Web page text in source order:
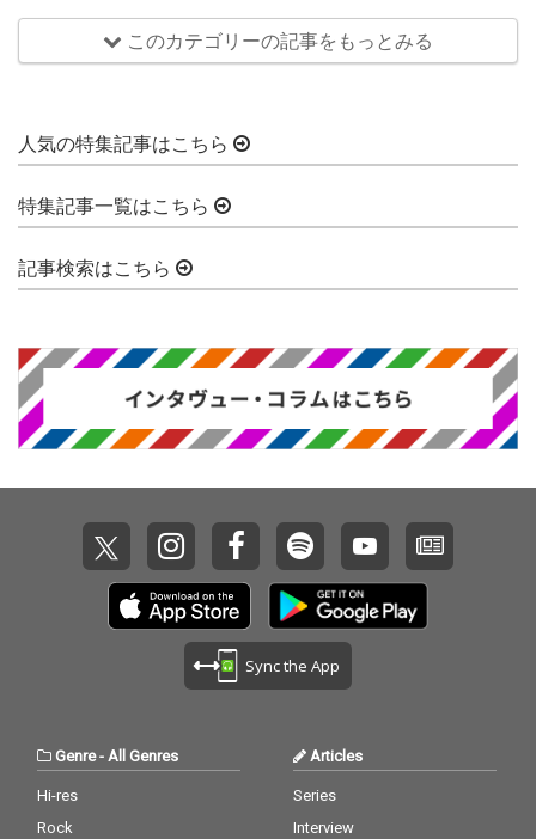
このカテゴリーの記事をもっとみる
人気の特集記事はこちら
特集記事一覧はこちら
記事検索はこちら
Sync the App
Genre-All Genres
Hi-res
Rock
Articles
Series
Interview